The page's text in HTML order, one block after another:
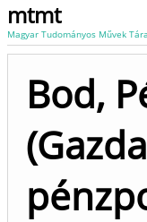
mtmt
Magyar Tudományos Művek Tára
Bod,